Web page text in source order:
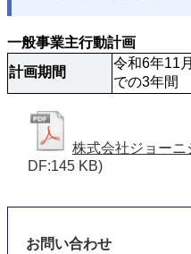
一般事業主行動計画
計画期間
令和6年11
での3年間
株式会社ジョー
DF:145 KB)
お問い合わせ